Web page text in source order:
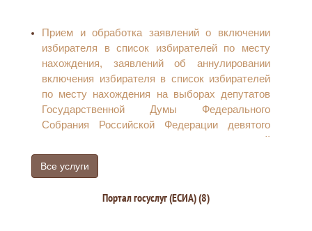
Прием и обработка заявлений о включении
избирателя в список избирателей по месту
нахождения, заявлений об аннулировании
включения избирателя в список избирателей
по месту нахождения на выборах депутатов
Государственной Думы Федерального
Собрания Российской Федерации девятого
созыва, направлению соответствующей
информации в централизованную базу данных
Государственной автоматизированной
передаче заявлений в ТИК
Все услуги
Портал госуслуг (ЕСИА) (8)